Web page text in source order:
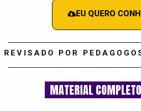
EU QUERO
REVISADO POR
MATERIAL